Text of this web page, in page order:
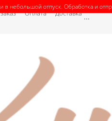
Оплата Доставка ...
небольшой отпуск. Обработка и